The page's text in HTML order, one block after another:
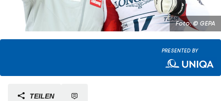
Foto: © GEPA
PRESENTED BY
TEILEN